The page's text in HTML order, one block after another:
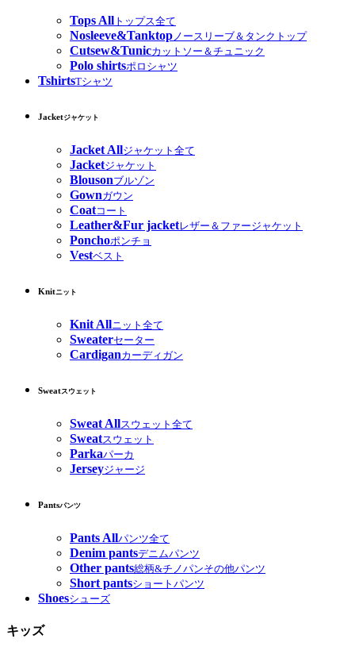
Tops All トップス全て
Nosleeve&Tanktop ノースリーブ＆タンクトップ
Cutsew&Tunicカットソー＆チュニック
Polo shirtsポロシャツ
TshirtsTシャツ
Jacketジャケット
Jacket Allジャケット全て
Jacketジャケット
Blousonブルゾン
Gownガウン
Coatコート
Leather&Fur jacketレザー＆ファージャケット
Ponchoポンチョ
Vestベスト
Knitニット
Knit Allニット全て
Sweaterセーター
Cardiganカーディガン
Sweatスウェット
Sweat Allスウェット全て
Sweatスウェット
Parkaパーカ
Jerseyジャージ
Pantsパンツ
Pants Allパンツ全て
Denim pantsデニムパンツ
Other pants総柄&チノパンその他パンツ
Short pantsショートパンツ
Shoesシューズ
キッズ